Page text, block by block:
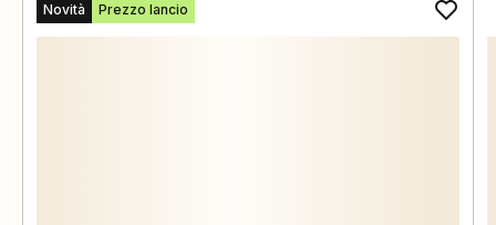
Novità Prezzo lancio